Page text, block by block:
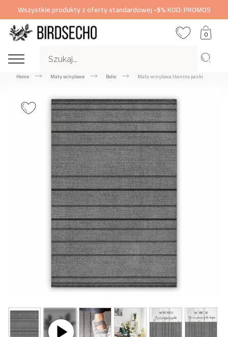
Wszystkie produkty z oferty standardowej-5%KOD: PROMO5
0
Home Maty winylowe Boho Mata winylowa tkanina paski